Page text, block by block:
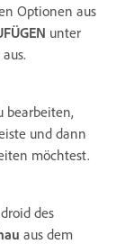
Optionen aus
unter
aus.
bearbeiten,
und dann
möchtest.
des
aus dem